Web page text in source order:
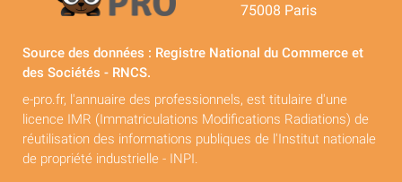
75008 Paris
Source des données : Registre National du Commerce et
des Sociétés - RNCS.
e-pro.fr, l'annuaire des professionnels, est titulaire d'une
licence IMR (Immatriculations Modifications Radiations) de
réutilisation des informations publiques de l'Institut nationale
de propriété industrielle - INPI.